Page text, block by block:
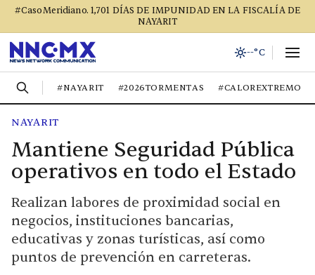
#CasoMeridiano. 1,701 DÍAS DE IMPUNIDAD EN LA FISCALÍA DE
NAYARIT
--°C
#NAYARIT #2026TORMENTAS #CALOREXTREMO
NAYARIT
Mantiene Seguridad Pública
operativos en todo el Estado
Realizan labores de proximidad social en
negocios, instituciones bancarias,
educativas y zonas turísticas, así como
puntos de prevención en carreteras.